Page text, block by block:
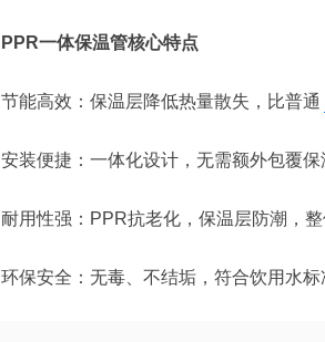
PPR一体保温管核心特点
节能高效：保温层降低热量散失，比普通
安装便捷：一体化设计，无需额外包覆保
耐用性强：PPR抗老化，保温层防潮，
环保安全：无毒、不结垢，符合饮用水标